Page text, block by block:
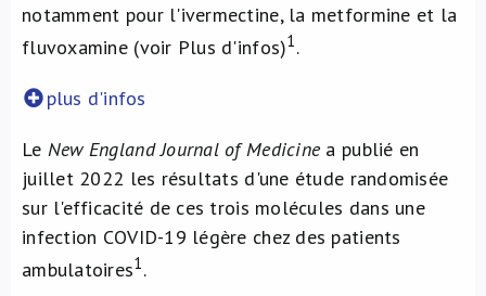
notamment pour l'ivermectine, la metformine et la
fluvoxamine (voir Plus d'infos)1.
plus d'infos
Le New England Journal of Medicinea publié en
juillet 2022 les résultats d'une étude randomisée
sur l'efficacité de ces trois molécules dans une
infection COVID-19 légère chez des patients
ambulatoires1.